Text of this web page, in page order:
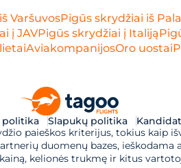
VaršuvosPigūs skrydžiai iš
į JAVPigūs skrydžiai į Italiją
AviakompanijosOro uostai
politika Slapukų politika
paieškos kriterijus, tokius kaip
duomenų bazes,
kelionės trukmę ir kitus